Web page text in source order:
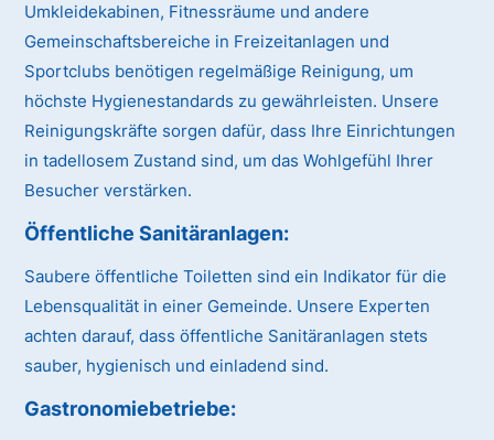
Umkleidekabinen, Fitnessräume und andere
Gemeinschaftsbereiche in Freizeitanlagen und
Sportclubs benötigen regelmäßige Reinigung, um
höchste Hygienestandards zu gewährleisten. Unsere
Reinigungskräfte sorgen dafür, dass Ihre Einrichtungen
in tadellosem Zustand sind, um das Wohlgefühl Ihrer
Besucher verstärken.
Öffentliche Sanitäranlagen:
Saubere öffentliche Toiletten sind ein Indikator für die
Lebensqualität in einer Gemeinde. Unsere Experten
achten darauf, dass öffentliche Sanitäranlagen stets
sauber, hygienisch und einladend sind.
Gastronomiebetriebe: